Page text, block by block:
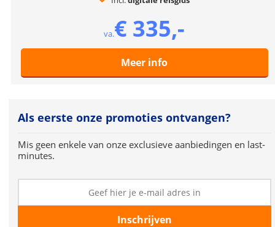
va.€ 335,-
Meer info
Als eerste onze promoties ontvangen?
Mis geen enkele van onze exclusieve aanbiedingen en last-
minutes.